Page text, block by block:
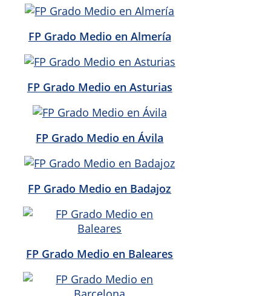
FP Grado Medio en Almería
FP Grado Medio en Asturias
FP Grado Medio en Ávila
FP Grado Medio en Badajoz
FP Grado Medio en Baleares